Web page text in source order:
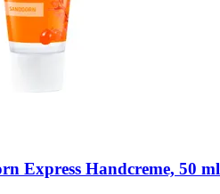
Express Handcreme, 50 ml